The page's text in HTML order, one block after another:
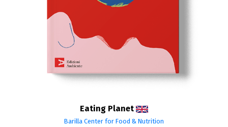
Eating Planet
Barilla Center for Food & Nutrition